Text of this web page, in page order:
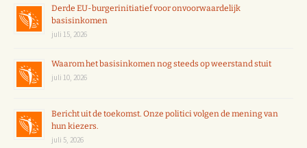
Derde EU-burgerinitiatief voor onvoorwaardelijk
basisinkomen
juli 15, 2026
Waarom het basisinkomen nog steeds op weerstand stuit
juli 10, 2026
Bericht uit de toekomst. Onze politici volgen de mening van
hun kiezers.
juli 5, 2026